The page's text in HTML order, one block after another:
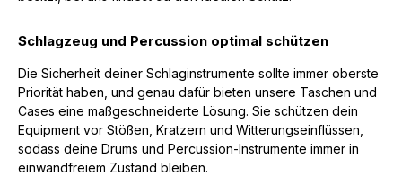
Schlagzeug und Percussion optimal schützen
Die Sicherheit deiner Schlaginstrumente sollte immer oberste
Priorität haben, und genau dafür bieten unsere Taschen und
Cases eine maßgeschneiderte Lösung. Sie schützen dein
Equipment vor Stößen, Kratzern und Witterungseinflüssen,
sodass deine Drums und Percussion-Instrumente immer in
einwandfreiem Zustand bleiben.